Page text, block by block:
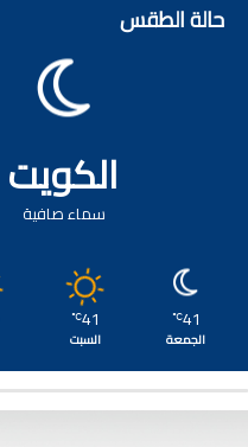
حالة الطقس
الكويت
سماء صافية
41
℃
الجمعة
41
℃
السبت